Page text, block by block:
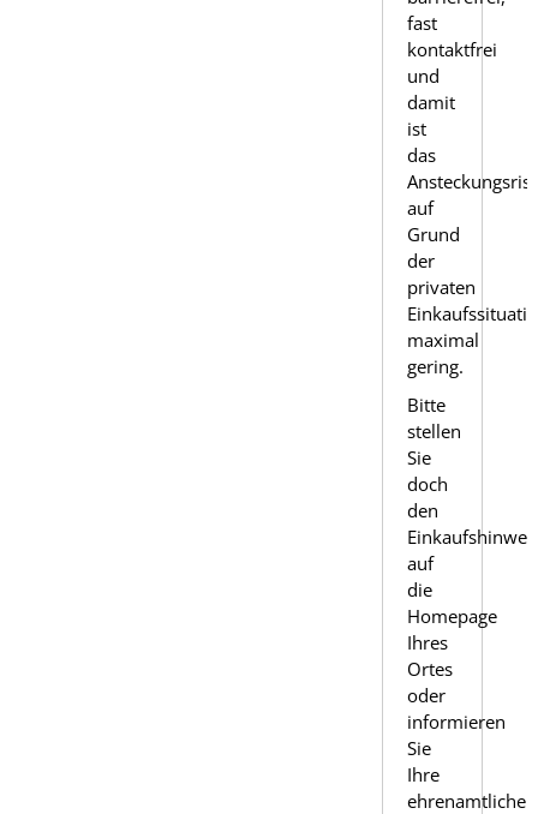
fast
kontaktfrei
und
damit
ist
das
auf
Grund
der
privaten
maximal
gering.
Bitte
stellen
Sie
doch
den
auf
die
Homepage
Ihres
Ortes
oder
informieren
Sie
Ihre
ehrenamtlichen